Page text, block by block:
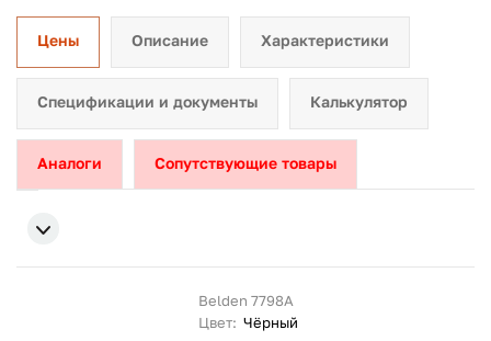
Цены Описание Характеристики
Спецификации и документы Калькулятор
Аналоги Сопутствующие товары
Belden 7798A
Цвет: Чёрный